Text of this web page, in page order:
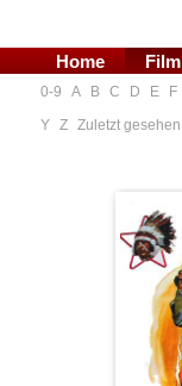
Home Film
0-9 A B C D E F
Y Z Zuletzt gesehen